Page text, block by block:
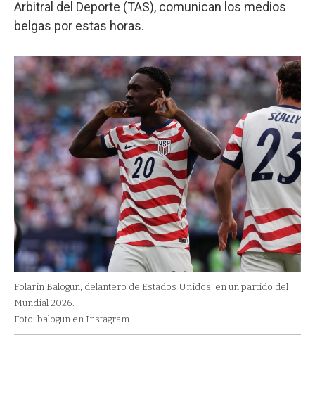
Arbitral del Deporte (TAS), comunican los medios
belgas por estas horas.
Folarin Balogun, delantero de Estados Unidos, en un partido del
Mundial 2026.
Foto: balogun en Instagram.